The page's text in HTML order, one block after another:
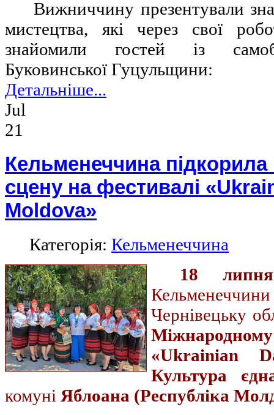
Вижниччину презентували
мистецтва, які через свої
знайомили гостей із
Буковинської Гуцульщини:
Детальніше...
Jul
21
Кельменеччина
сцену на фестивалі
Moldova»
Категорія: Кельменеччина
18 липня
Чернівецьку
«Ukrainian
Культура
комуні Яблоана (Республіка